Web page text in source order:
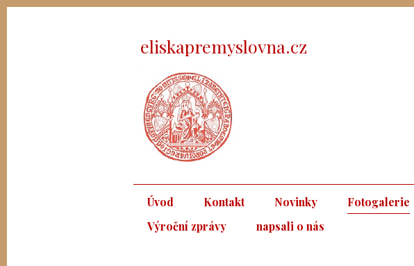
eliskapremyslovna.cz
Úvod Kontakt Novinky Fotogalerie
Výroční zprávy
napsali o nás